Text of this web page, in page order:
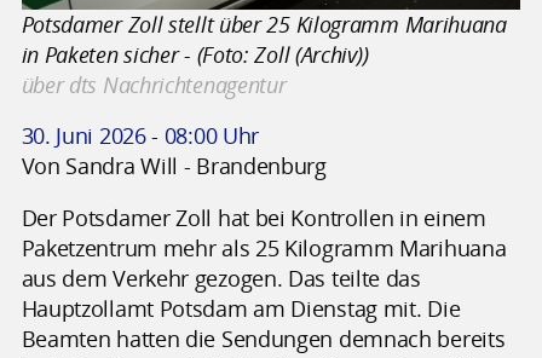
Potsdamer Zoll stellt über 25 Kilogramm Marihuana
in Paketen sicher - (Foto: Zoll (Archiv))
über dts Nachrichtenagentur
30. Juni 2026 - 08:00 Uhr
Von Sandra Will - Brandenburg
Der Potsdamer Zoll hat bei Kontrollen in einem
Paketzentrum mehr als 25 Kilogramm Marihuana
aus dem Verkehr gezogen. Das teilte das
Hauptzollamt Potsdam am Dienstag mit. Die
Beamten hatten die Sendungen demnach bereits